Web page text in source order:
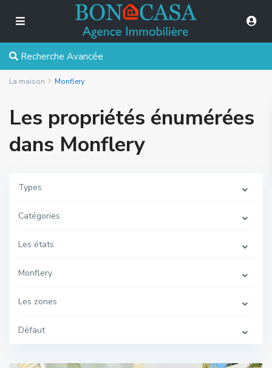
Recherche Avancée
La maison Monflery
Les propriétés énumérées
dans Monflery
Types
Catégories
Les états
Monflery
Les zones
Défaut